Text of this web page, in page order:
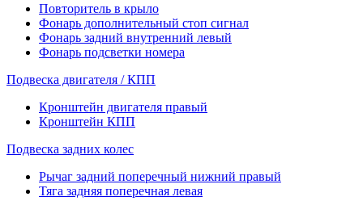
Повторитель в крыло
Фонарь дополнительный стоп сигнал
Фонарь задний внутренний левый
Фонарь подсветки номера
Подвеска двигателя / КПП
Кронштейн двигателя правый
Кронштейн КПП
Подвеска задних колес
Рычаг задний поперечный нижний правый
Тяга задняя поперечная левая